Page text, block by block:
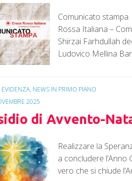
Comunicato
Rossa Italiana –
Shirzai Farhdullah
Ludovico Mellina
, NEWS IN PRIMO PIANO
2025
di Avvento-
Realizzare la
a concludere
vero che si chiude